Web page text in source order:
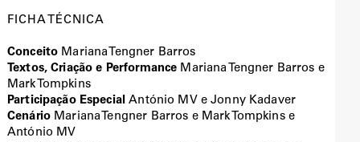
FICHA TÉCNICA
Conceito Mariana Tengner Barros
Textos, Criação e Performance Mariana Tengner Barros e
Mark Tompkins
Participação EspecialAntónio MV e Jonny Kadaver
Cenário Mariana Tengner Barros e Mark Tompkins e
António MV